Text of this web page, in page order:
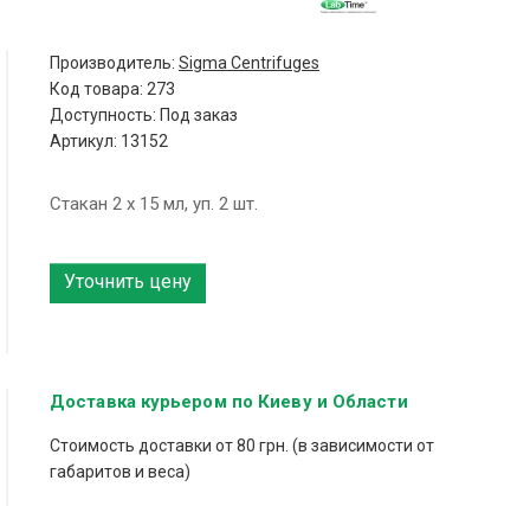
Производитель: Sigma Centrifuges
Код товара: 273
Доступность: Под заказ
Артикул: 13152
Стакан 2 х 15 мл, уп. 2 шт.
Уточнить цену
Доставка курьером по Киеву и Области
Стоимость доставки от 80 грн. (в зависимости от
габаритов и веса)